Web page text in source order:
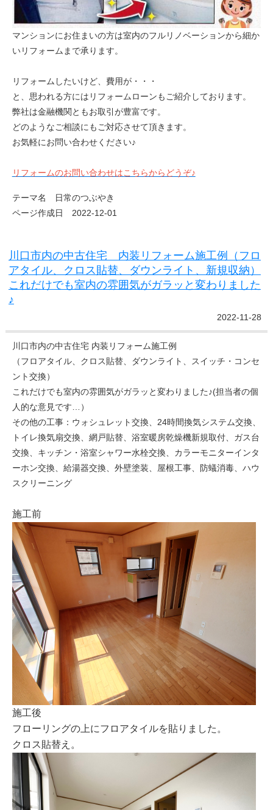
マンションにお住まいの方は室内のフルリノベーションから細か
いリフォームまで承ります。
リフォームしたいけど、費用が・・・
と、思われる方にはリフォームローンもご紹介しております。
弊社は金融機関ともお取引が豊富です。
どのようなご相談にもご対応させて頂きます。
お気軽にお問い合わせください♪
リフォームのお問い合わせはこちらからどうぞ♪
テーマ名 日常のつぶやき
ページ作成日 2022-12-01
川口市内の中古住宅 内装リフォーム施工例（フロ
アタイル、クロス貼替、ダウンライト、新規収納）
これだけでも室内の雰囲気がガラッと変わりました
♪
2022-11-28
川口市内の中古住宅 内装リフォーム施工例
（フロアタイル、クロス貼替、ダウンライト、スイッチ・コンセ
ント交換）
これだけでも室内の雰囲気がガラッと変わりました♪(担当者の個
人的な意見です…）
その他の工事：ウォシュレット交換、24時間換気システム交換、
トイレ換気扇交換、網戸貼替、浴室暖房乾燥機新規取付、ガス台
交換、キッチン・浴室シャワー水栓交換、カラーモニターインタ
ーホン交換、給湯器交換、外壁塗装、屋根工事、防蟻消毒、ハウ
スクリーニング
施工前
施工後
フローリングの上にフロアタイルを貼りました。
クロス貼替え。